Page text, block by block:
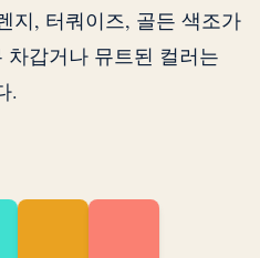
지, 터쿼이즈, 골든 색조가
갑거나 뮤트된 컬러는
.